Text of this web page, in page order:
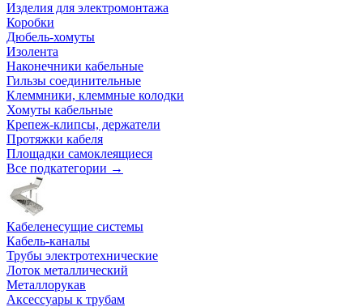
Изделия для электромонтажа
Коробки
Дюбель-хомуты
Изолента
Наконечники кабельные
Гильзы соединительные
Клеммники, клеммные колодки
Хомуты кабельные
Крепеж-клипсы, держатели
Протяжки кабеля
Площадки самоклеящиеся
Все подкатегории →
Кабеленесущие системы
Кабель-каналы
Трубы электротехнические
Лоток металлический
Металлорукав
Аксессуары к трубам